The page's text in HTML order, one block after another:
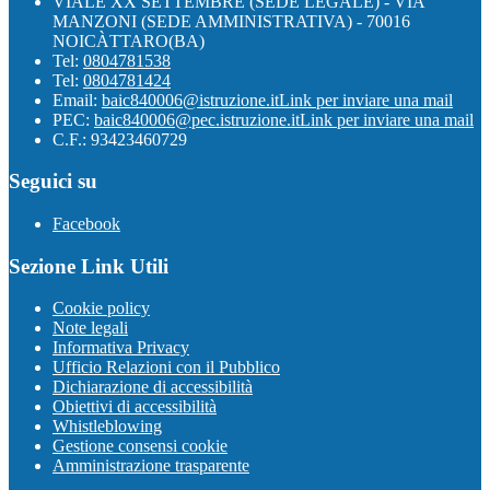
MANZONI (SEDE AMMINISTRATIVA) - 70016
NOICÀTTARO(BA)
Tel: 0804781538
Tel: 0804781424
Email: baic840006@istruzione.itLink per inviare una mail
PEC: baic840006@pec.istruzione.itLink per inviare una mail
C.F.: 93423460729
Seguici su
Facebook
Sezione Link Utili
Cookie policy
Note legali
Informativa Privacy
Ufficio Relazioni con il Pubblico
Dichiarazione di accessibilità
Obiettivi di accessibilità
Whistleblowing
Gestione consensi cookie
Amministrazione trasparente